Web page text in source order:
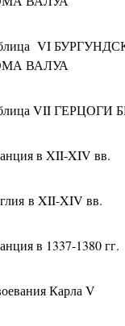
VI
ВАЛУА
VII ГЕРЦОГИ
в XII-XIV вв.
в XII-XIV вв.
в 1337-1380 гг.
Карла V